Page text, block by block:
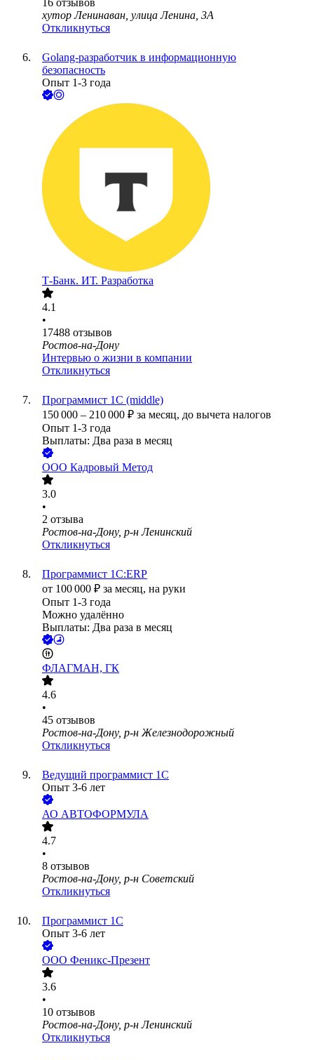
16 отзывов
хутор Ленинаван, улица Ленина, 3А
Откликнуться
Golang-разработчик в информационную
безопасность
Опыт 1-3 года
Т-Банк. ИТ. Разработка
4.1
•
17488 отзывов
Ростов-на-Дону
Интервью о жизни в компании
Откликнуться
Программист 1С (middle)
150 000 – 210 000 ₽ за месяц, до вычета налогов
Опыт 1-3 года
Выплаты: Два раза в месяц
ООО Кадровый Метод
3.0
•
2 отзыва
Ростов-на-Дону, р-н Ленинский
Откликнуться
Программист 1С:ERP
от 100 000 ₽ за месяц, на руки
Опыт 1-3 года
Можно удалённо
Выплаты: Два раза в месяц
ФЛАГМАН, ГК
4.6
•
45 отзывов
Ростов-на-Дону, р-н Железнодорожный
Откликнуться
Ведущий программист 1С
Опыт 3-6 лет
АО АВТОФОРМУЛА
4.7
•
8 отзывов
Ростов-на-Дону, р-н Советский
Откликнуться
Программист 1С
Опыт 3-6 лет
ООО Феникс-Презент
3.6
•
10 отзывов
Ростов-на-Дону, р-н Ленинский
Откликнуться